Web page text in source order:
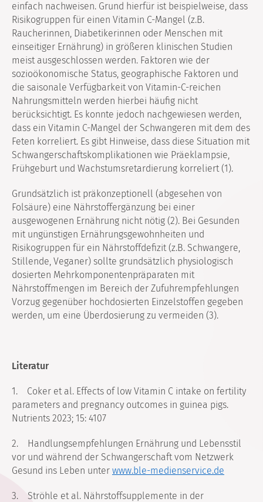
einfach nachweisen. Grund hierfür ist beispielweise, dass
Risikogruppen für einen Vitamin C-Mangel (z.B.
Raucherinnen, Diabetikerinnen oder Menschen mit
einseitiger Ernährung) in größeren klinischen Studien
meist ausgeschlossen werden. Faktoren wie der
sozioökonomische Status, geographische Faktoren und
die saisonale Verfügbarkeit von Vitamin-C-reichen
Nahrungsmitteln werden hierbei häufig nicht
berücksichtigt. Es konnte jedoch nachgewiesen werden,
dass ein Vitamin C-Mangel der Schwangeren mit dem des
Feten korreliert. Es gibt Hinweise, dass diese Situation mit
Schwangerschaftskomplikationen wie Präeklampsie,
Frühgeburt und Wachstumsretardierung korreliert (1).
Grundsätzlich ist präkonzeptionell (abgesehen von
Folsäure) eine Nährstoffergänzung bei einer
ausgewogenen Ernährung nicht nötig (2). Bei Gesunden
mit ungünstigen Ernährungsgewohnheiten und
Risikogruppen für ein Nährstoffdefizit (z.B. Schwangere,
Stillende, Veganer) sollte grundsätzlich physiologisch
dosierten Mehrkomponentenpräparaten mit
Nährstoffmengen im Bereich der Zufuhrempfehlungen
Vorzug gegenüber hochdosierten Einzelstoffen gegeben
werden, um eine Überdosierung zu vermeiden (3).
Literatur
1. Coker et al. Effects of low Vitamin C intake on fertility
parameters and pregnancy outcomes in guinea pigs.
Nutrients 2023; 15: 4107
2. Handlungsempfehlungen Ernährung und Lebensstil
vor und während der Schwangerschaft vom Netzwerk
Gesund ins Leben unter www.ble-medienservice.de
3. Ströhle et al. Nährstoffsupplemente in der